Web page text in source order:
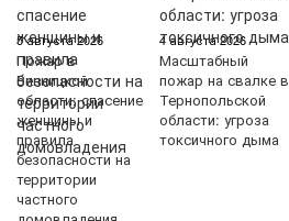
5 августа 2026
Пожар в
Винницкой
области: спасение
женщины и
правила
безопасности на
территории
частного
4 августа 2026
Масштабный
пожар на свалке в
Тернопольской
области: угроза
токсичного дыма